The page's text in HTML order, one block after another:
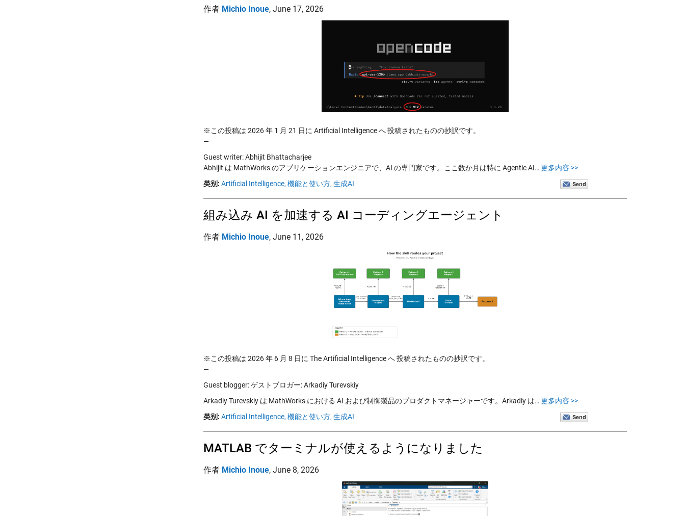
作者 Michio Inoue, June 17, 2026
※この投稿は 2026 年 1 月 21 日に Artificial Intelligence へ 投稿されたものの抄訳です。
—
Guest writer: Abhijit Bhattacharjee
Abhijit は MathWorks のアプリケーションエンジニアで、AI の専門家です。ここ数か月は特に Agentic AI… 更多内容 >>
类别: Artificial Intelligence, 機能と使い方, 生成AI
組み込み AI を加速する AI コーディングエージェント
作者 Michio Inoue, June 11, 2026
※この投稿は 2026 年 6 月 8 日に The Artificial Intelligence へ 投稿されたものの抄訳です。
—
Guest blogger: ゲストブロガー: Arkadiy Turevskiy
Arkadiy Turevskiy は MathWorks における AI および制御製品のプロダクトマネージャーです。Arkadiy は… 更多内容 >>
类别: Artificial Intelligence, 機能と使い方, 生成AI
MATLAB でターミナルが使えるようになりました
作者 Michio Inoue, June 8, 2026